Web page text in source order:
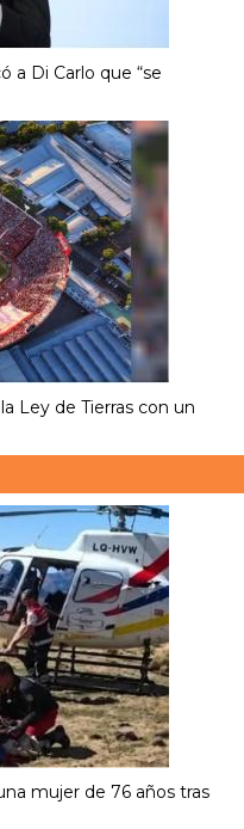
a Di Carlo que “se
Ley de Tierras con un
mujer de 76 años tras